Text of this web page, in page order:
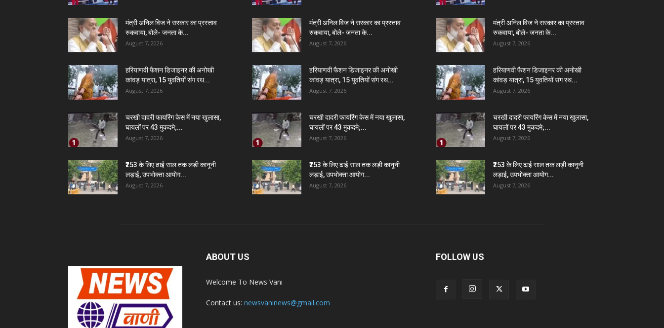
मंत्री अनिल विज ने सरकार का प्रस्ताव
रुकवाया, बोले- जनता के...
August 7, 2026
हरियाणवी फैशन डिजाइनर की अनोखी
कांवड़ यात्रा, 15 युवतियों संग रथ...
August 7, 2026
चरखी दादरी फायरिंग केस में नया खुलासा,
घायलों पर 43 मुकदमे;...
August 7, 2026
₹253 के लिए ढाई साल तक लड़ी कानूनी
लड़ाई, उपभोक्ता आयोग...
August 7, 2026
मंत्री अनिल विज ने सरकार का प्रस्ताव
रुकवाया, बोले- जनता के...
August 7, 2026
हरियाणवी फैशन डिजाइनर की अनोखी
कांवड़ यात्रा, 15 युवतियों संग रथ...
August 7, 2026
चरखी दादरी फायरिंग केस में नया खुलासा,
घायलों पर 43 मुकदमे;...
August 7, 2026
₹253 के लिए ढाई साल तक लड़ी कानूनी
लड़ाई, उपभोक्ता आयोग...
August 7, 2026
मंत्री अनिल विज ने सरकार का प्रस्ताव
रुकवाया, बोले- जनता के...
August 7, 2026
हरियाणवी फैशन डिजाइनर की अनोखी
कांवड़ यात्रा, 15 युवतियों संग रथ...
August 7, 2026
चरखी दादरी फायरिंग केस में नया खुलासा,
घायलों पर 43 मुकदमे;...
August 7, 2026
₹253 के लिए ढाई साल तक लड़ी कानूनी
लड़ाई, उपभोक्ता आयोग...
August 7, 2026
ABOUT US
Welcome To News Vani
Contact us: newsvaninews@gmail.com
FOLLOW US